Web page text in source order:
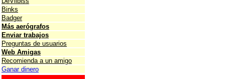
Binks
Badger
Más aerógrafos
Enviar trabajos
Preguntas de usuarios
Web Amigas
Recomienda a un amigo
Ganar dinero